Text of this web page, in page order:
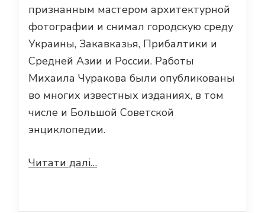
признанным мастером архитектурной
фотографии и снимал городскую среду
Украины, Закавказья, Прибалтики и
Средней Азии и России. Работы
Михаила Чуракова были опубликованы
во многих известных изданиях, в том
числе и Большой Советской
энциклопедии.
Читати далі…